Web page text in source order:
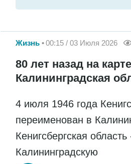
Жизнь 00:15 / 03 Июля 2026
80 лет назад на
Калининградская
4 июля 1946 года
переименован в
Кенигсбергская область
Калининградскую